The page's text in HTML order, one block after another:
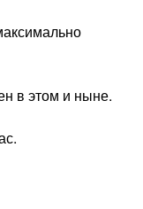
в этом и ныне.